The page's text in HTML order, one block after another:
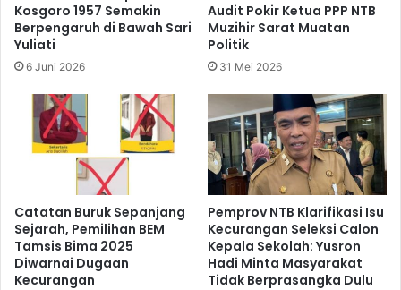
Kosgoro 1957 Semakin
Berpengaruh di Bawah Sari
Yuliati
6 Juni 2026
Audit Pokir Ketua PPP NTB
Muzihir Sarat Muatan
Politik
31 Mei 2026
Catatan Buruk Sepanjang
Sejarah, Pemilihan BEM
Tamsis Bima 2025
Diwarnai Dugaan
Kecurangan
Pemprov NTB Klarifikasi Isu
Kecurangan Seleksi Calon
Kepala Sekolah: Yusron
Hadi Minta Masyarakat
Tidak Berprasangka Dulu